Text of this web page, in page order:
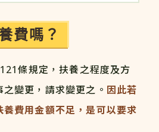
費嗎？
條規定，扶養之程度及方
變更，請求變更之。 因此若
費用金額不足，是可以要求